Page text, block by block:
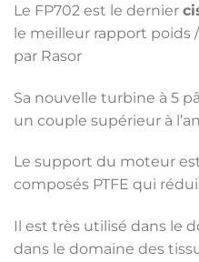
Le FP702 est le dernier
le meilleur rapport poids
par Rasor
Sa nouvelle turbine à 5
un couple supérieur à
Le support du moteur
composés PTFE qui
Il est très utilisé dans le
dans le domaine des